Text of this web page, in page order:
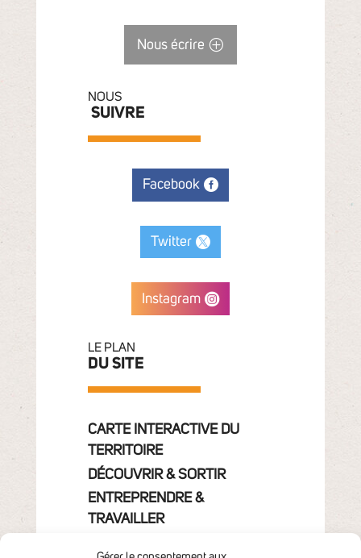
Nous écrire
NOUS
SUIVRE
Facebook
Twitter
Instagram
LE PLAN
DU SITE
CARTE INTERACTIVE DU
TERRITOIRE
DÉCOUVRIR & SORTIR
ENTREPRENDRE &
TRAVAILLER